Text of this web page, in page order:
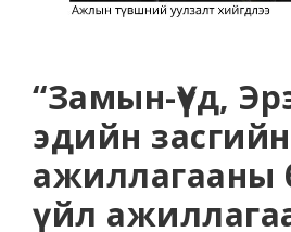
“Замын-Үүд,
эдийн
ажиллагааны
үйл